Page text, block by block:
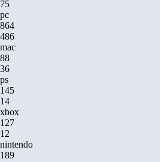
75
pc
864
486
mac
88
36
ps
145
14
xbox
127
12
nintendo
189